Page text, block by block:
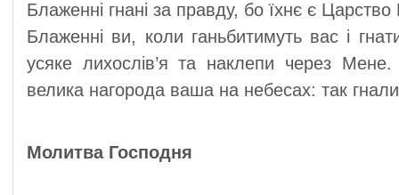
Блаженні гнані за правду, бо їхнє є
Блаженні ви, коли ганьбитимуть вас і
усяке лихослів’я та наклепи через Мене.
велика нагорода ваша на небесах: так гнали
Молитва Господня